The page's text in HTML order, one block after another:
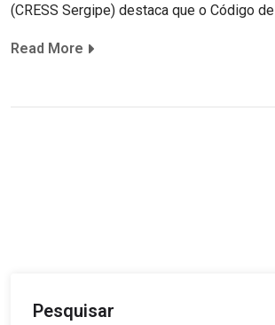
(CRESS Sergipe) destaca que o Código de
Read More
Pesquisar